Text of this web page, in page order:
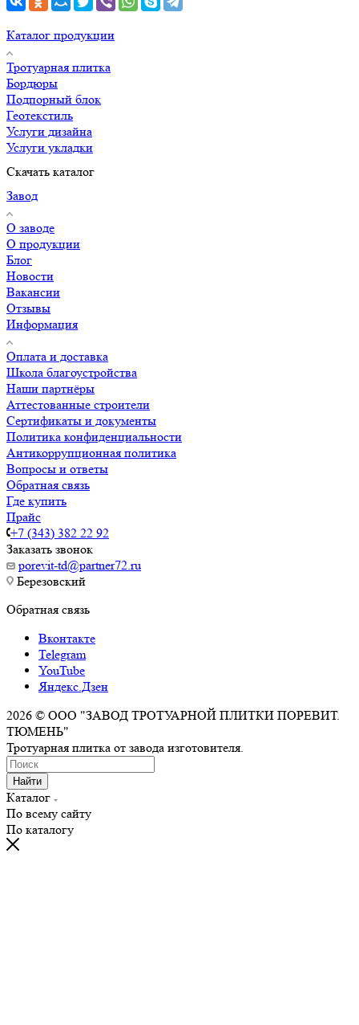
Каталог продукции
Тротуарная плитка
Бордюры
Подпорный блок
Геотекстиль
Услуги дизайна
Услуги укладки
Скачать каталог
Завод
О заводе
О продукции
Блог
Новости
Вакансии
Отзывы
Информация
Оплата и доставка
Школа благоустройства
Наши партнёры
Аттестованные строители
Сертификаты и документы
Политика конфиденциальности
Антикоррупционная политика
Вопросы и ответы
Обратная связь
Где купить
Прайс
+7 (343) 382 22 92
Заказать звонок
porevit-td@partner72.ru
Березовский
Обратная связь
Вконтакте
Telegram
YouTube
Яндекс.Дзен
2026 © ООО "ЗАВОД ТРОТУАРНОЙ ПЛИТКИ ПОРЕВИТ.
ТЮМЕНЬ"
Тротуарная плитка от завода изготовителя.
Найти
Каталог
По всему сайту
По каталогу